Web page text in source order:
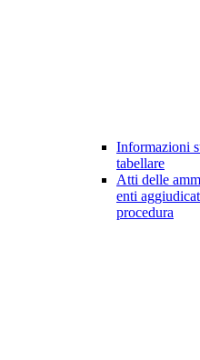
Informazioni
tabellare
Atti delle
enti
procedura